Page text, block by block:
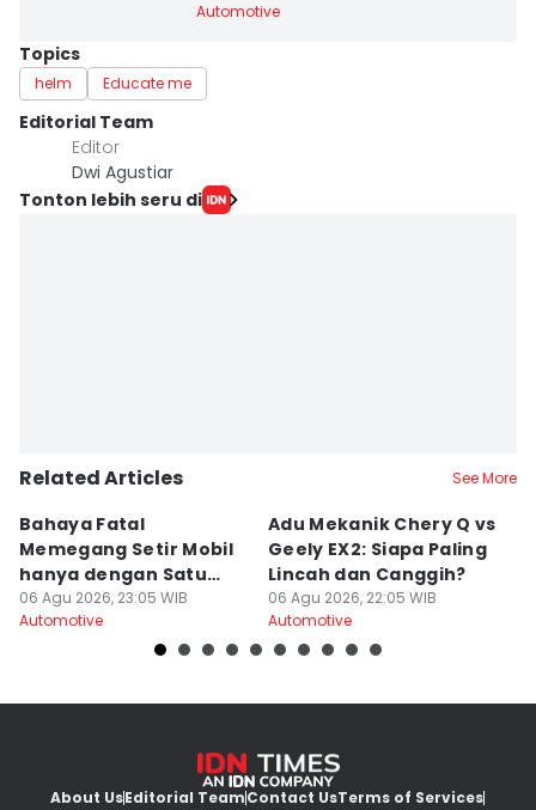
Automotive
Topics
helm Educate me
Editorial Team
Editor
Dwi Agustiar
Tonton lebih seru di
Related Articles See More
Bahaya Fatal
Memegang Setir Mobil
hanya dengan Satu
Tangan
06 Agu 2026, 23:05 WIB
Automotive
Adu Mekanik Chery Q vs
Geely EX2: Siapa Paling
Lincah dan Canggih?
06 Agu 2026, 22:05 WIB
Automotive
About UsEditorial TeamContact UsTerms of Services